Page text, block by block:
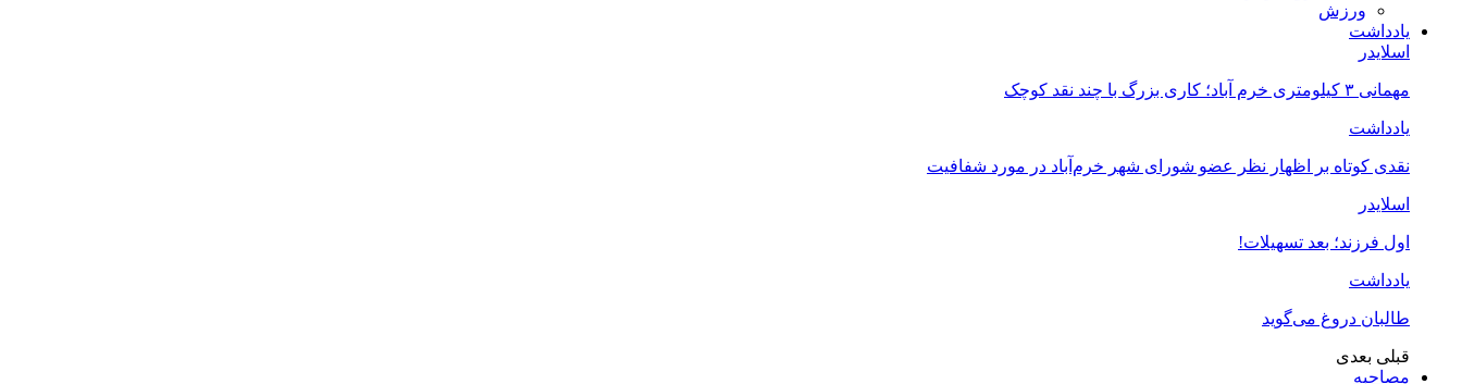
ورزش
یادداشت
اسلایدر
مهمانی ۳ کیلومتری خرم آباد؛ کاری بزرگ با چند نقد کوچک
یادداشت
نقدی کوتاه بر اظهار نظر عضو شورای شهر خرم‌آباد در مورد شفافیت
اسلایدر
اول فرزند؛ بعد تسهیلات!
یادداشت
طالبان دروغ می‌گوید
قبلی بعدی
مصاحبه